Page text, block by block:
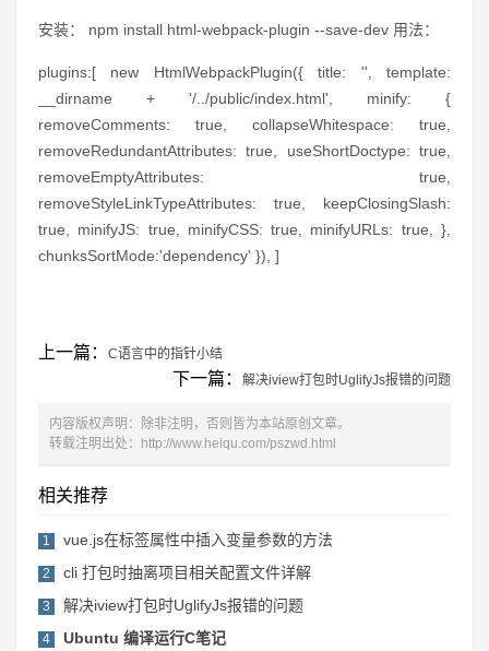
安装： npm install html-webpack-plugin --save-dev 用法：
plugins:[ new HtmlWebpackPlugin({ title: '', template:
__dirname + '/../public/index.html', minify: {
removeComments: true, collapseWhitespace: true,
removeRedundantAttributes: true, useShortDoctype: true,
removeEmptyAttributes: true,
removeStyleLinkTypeAttributes: true, keepClosingSlash:
true, minifyJS: true, minifyCSS: true, minifyURLs: true, },
chunksSortMode:'dependency' }), ]
上一篇： C语言中的指针小结
下一篇： 解决iview打包时UglifyJs报错的问题
内容版权声明：除非注明，否则皆为本站原创文章。
转载注明出处：
http://www.heiqu.com/pszwd.html
相关推荐
1 vue.js在标签属性中插入变量参数的方法
2 cli 打包时抽离项目相关配置文件详解
3 解决iview打包时UglifyJs报错的问题
4 Ubuntu 编译运行C笔记